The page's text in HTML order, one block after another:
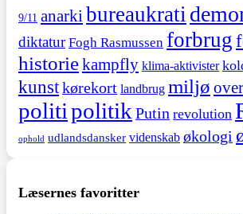
9/11 anarki bureaukrati
diktatur Fogh Rasmussen forbrug
historiekampfly klima-aktivister
kunstkørekort landbrug miljø
politipolitik Putin revolution
ophold udlandsdansker videnskab økologi
Læsernes favoritter